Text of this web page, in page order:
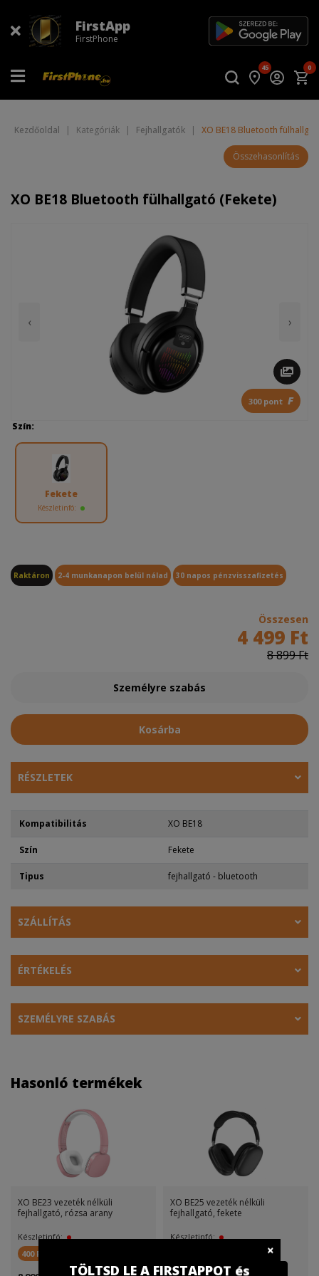
FirstApp
FirstPhone
45 0
Kezdőoldal | Kategóriák | Fejhallgatók | XO BE18 Bluetooth
Összehasonlítás
XO BE18 Bluetooth fülhallgató (Fekete)
‹ ›
300 pont F
Szín:
Fekete
Készletinfó:
Raktáron 2-4 munkanapon belül nálad 30 napos pénzvisszafizetés
Összesen
4 499 Ft
8 899 Ft
Személyre szabás
Kosárba
RÉSZLETEK
Kompatibilitás XO BE18
Szín Fekete
Tipus fejhallgató - bluetooth
SZÁLLÍTÁS
ÉRTÉKELÉS
SZEMÉLYRE SZABÁS
Hasonló termékek
XO BE23 vezeték nélküli
fejhallgató, rózsa arany
Készletinfó:
400 FirstPont
XO BE25 vezeték nélküli
fejhallgató, fekete
Készletinfó:
TÖLTSD LE A FIRSTAPPOT és